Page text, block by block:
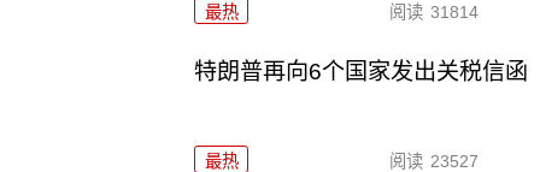
最热 阅读 31814
特朗普再向6个国家发出关税信函
最热 阅读 23527